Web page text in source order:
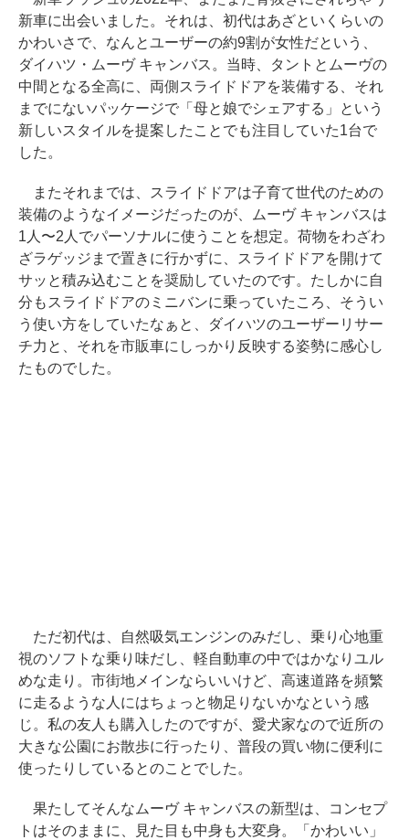
新車に出会いました。それは、初代はあざといくらいの
かわいさで、なんとユーザーの約9割が女性だという、
ダイハツ・ムーヴ キャンバス。当時、タントとムーヴの
中間となる全高に、両側スライドドアを装備する、それ
までにないパッケージで「母と娘でシェアする」という
新しいスタイルを提案したことでも注目していた1台で
した。
またそれまでは、スライドドアは子育て世代のための
装備のようなイメージだったのが、ムーヴ キャンバスは
1人〜2人でパーソナルに使うことを想定。荷物をわざわ
ざラゲッジまで置きに行かずに、スライドドアを開けて
サッと積み込むことを奨励していたのです。たしかに自
分もスライドドアのミニバンに乗っていたころ、そうい
う使い方をしていたなぁと、ダイハツのユーザーリサー
チ力と、それを市販車にしっかり反映する姿勢に感心し
たものでした。
ただ初代は、自然吸気エンジンのみだし、乗り心地重
視のソフトな乗り味だし、軽自動車の中ではかなりユル
めな走り。市街地メインならいいけど、高速道路を頻繁
に走るような人にはちょっと物足りないかなという感
じ。私の友人も購入したのですが、愛犬家なので近所の
大きな公園にお散歩に行ったり、普段の買い物に便利に
使ったりしているとのことでした。
果たしてそんなムーヴ キャンバスの新型は、コンセプ
トはそのままに、見た目も中身も大変身。「かわいい」